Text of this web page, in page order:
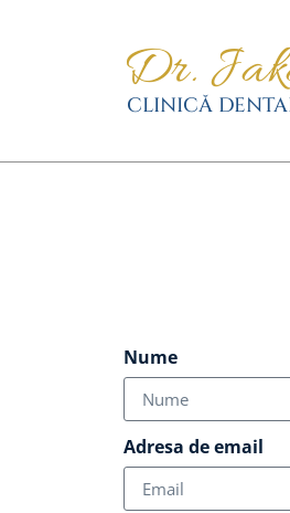
Nume
Adresa de email